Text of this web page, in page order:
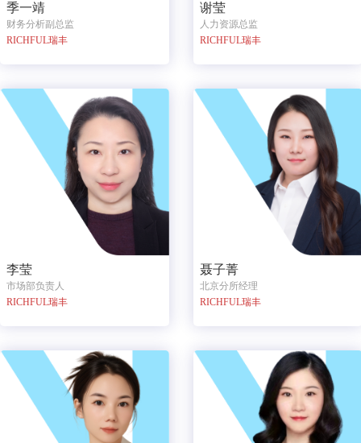
季一靖
财务分析副总监
RICHFUL瑞丰
谢莹
人力资源总监
RICHFUL瑞丰
李莹
市场部负责人
RICHFUL瑞丰
聂子菁
北京分所经理
RICHFUL瑞丰